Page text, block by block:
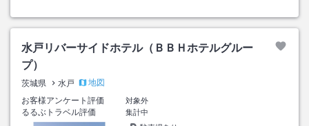
水戸リバーサイドホテル（ＢＢＨホテルグルー
プ）
茨城県 水戸
地図
お客様アンケート評価
対象外
るるぶトラベル評価
集計中